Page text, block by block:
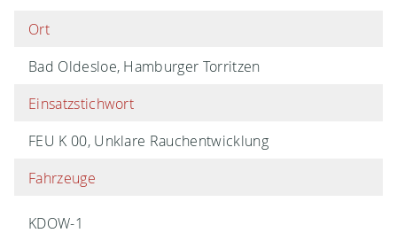
Ort
Bad Oldesloe, Hamburger Torritzen
Einsatzstichwort
FEU K 00, Unklare Rauchentwicklung
Fahrzeuge
KDOW-1